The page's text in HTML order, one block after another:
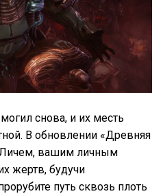
снова, и их месть
В обновлении «Древняя
Личем, вашим личным
жертв, будучи
путь сквозь плоть